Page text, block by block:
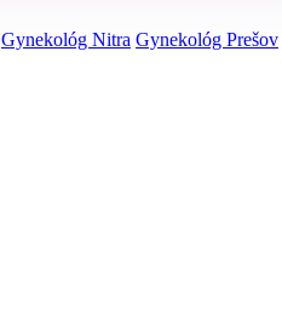
Gynekológ Nitra Gynekológ Prešov